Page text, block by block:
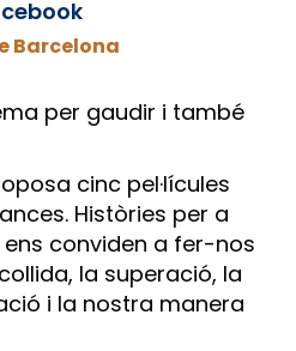
Barcelona
per gaudir i també
cinc pel·lícules
Històries per a
conviden a fer-nos
la superació, la
i la nostra manera